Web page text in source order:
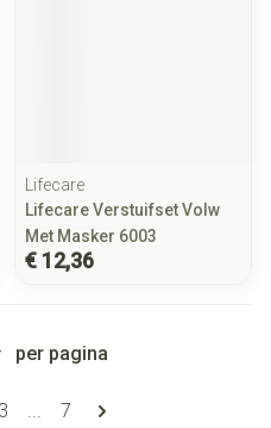
Lifecare
Lifecare Verstuifset Volw
Met Masker 6003
€ 12,36
Pagina's pagina
Pagina
3 ... Pagina
7
per pagina